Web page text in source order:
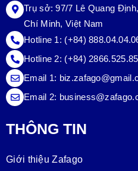
Trụ sở:97/7 Lê Quang
Chí Minh, Việt Nam
Hotline 1: (+84)
Hotline 2: (+84)
Email 1:
Email 2:
THÔNG TIN
Giới thiệu Zafago